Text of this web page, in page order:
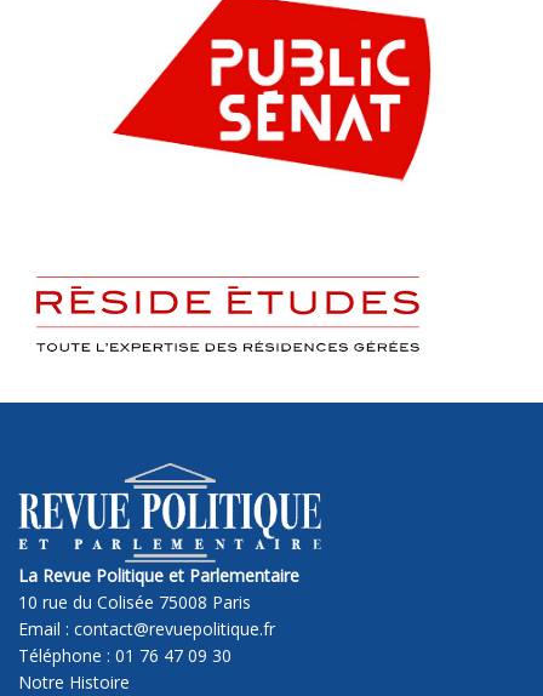
La Revue Politique et Parlementaire
10 rue du Colisée 75008 Paris
Email : contact@revuepolitique.fr
Téléphone : 01 76 47 09 30
Notre Histoire